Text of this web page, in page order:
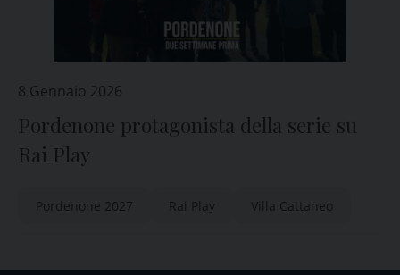
8 Gennaio 2026
Pordenone protagonista della serie su
Rai Play
Pordenone 2027 Rai Play Villa Cattaneo